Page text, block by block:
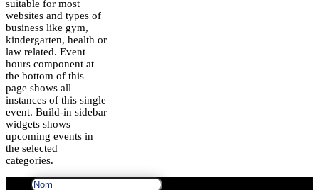
suitable for most
websites and types of
business like gym,
kindergarten, health or
law related. Event
hours component at
the bottom of this
page shows all
instances of this single
event. Build-in sidebar
widgets shows
upcoming events in
the selected
categories.